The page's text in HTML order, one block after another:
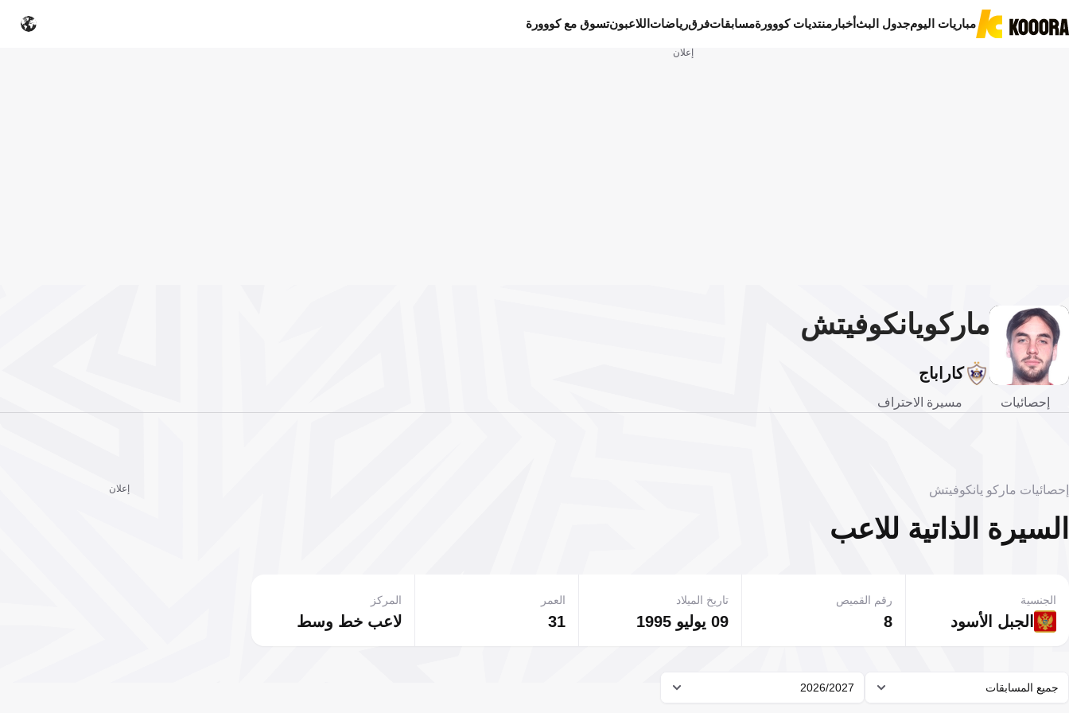
مباريات اليومجدول البثأخبار منتديات كووورةمسابقاتفرقرياضات اللاعبونتسوق مع كووورة
إعلان
ماركويانكوفيتش
كاراباج
إحصائيات مسيرة الاحتراف
إحصائيات ماركو يانكوفيتش
السيرة الذاتية للاعب
الجبل الأسود
الجنسية
8
رقم القميص
09 يوليو 1995
تاريخ الميلاد
31
العمر
لاعب خط وسط
المركز
جميع المسابقات 2026/2027
إعلان